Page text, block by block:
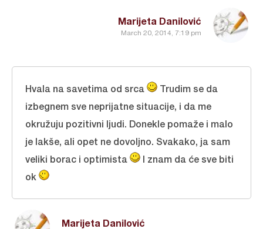
Marijeta Danilović
March 20, 2014, 7:19 pm
Marijeta Danilović
Hvala na savetima od srca
Trudim se da
izbegnem sve neprijatne situacije, i da me
okružuju pozitivni ljudi. Donekle pomaže i malo
je lakše, ali opet ne dovoljno. Svakako, ja sam
veliki borac i optimista
I znam da će sve biti
ok